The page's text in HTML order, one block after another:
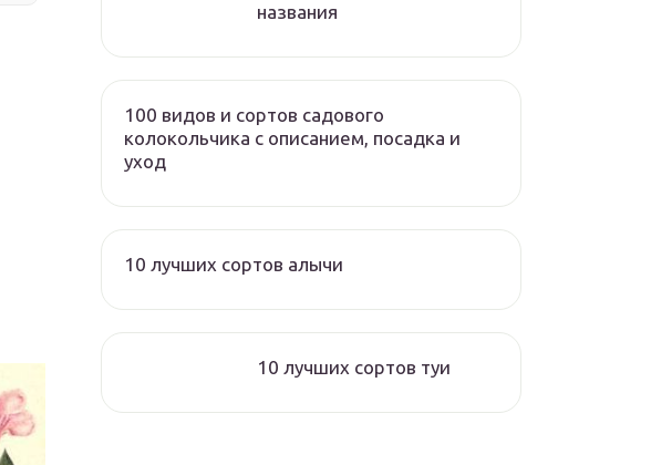
названия
100 видов и сортов садового
колокольчика с описанием, посадка и
уход
10 лучших сортов алычи
10 лучших сортов туи